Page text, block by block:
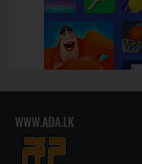
WWW.ADA.LK